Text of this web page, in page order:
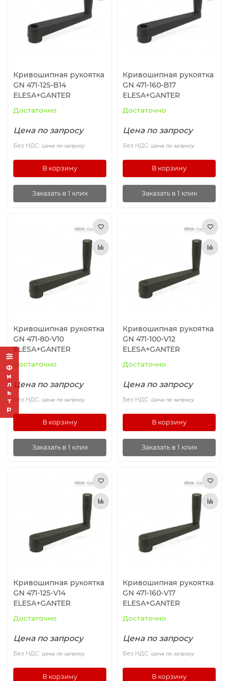
Ролики и колёса
Магниты удерживающие
Компоненты линейного движения
Вакуумные компоненты
Станочные приспособления
Фильтр
Кривошипная рукоятка
GN 471-125-B14
ELESA+GANTER
Достаточно
Цена по запросу
Без НДС: Цена по запросу
В корзину
Заказать в 1 клик
Кривошипная рукоятка
GN 471-160-B17
ELESA+GANTER
Достаточно
Цена по запросу
Без НДС: Цена по запросу
В корзину
Заказать в 1 клик
Кривошипная рукоятка
GN 471-80-V10
ELESA+GANTER
Достаточно
Цена по запросу
Без НДС: Цена по запросу
В корзину
Заказать в 1 клик
Кривошипная рукоятка
GN 471-100-V12
ELESA+GANTER
Достаточно
Цена по запросу
Без НДС: Цена по запросу
В корзину
Заказать в 1 клик
Кривошипная рукоятка
GN 471-125-V14
ELESA+GANTER
Достаточно
Цена по запросу
Без НДС: Цена по запросу
В корзину
Кривошипная рукоятка
GN 471-160-V17
ELESA+GANTER
Достаточно
Цена по запросу
Без НДС: Цена по запросу
В корзину